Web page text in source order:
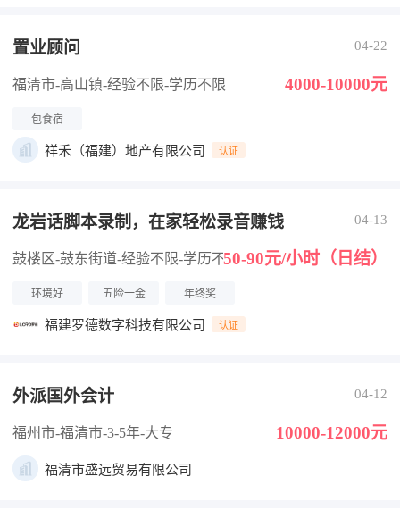
置业顾问 04-22
福清市-高山镇-经验不限-学历不限 4000-10000元
包食宿
祥禾（福建）地产有限公司 认证
龙岩话脚本录制，在家轻松录音赚钱 04-13
鼓楼区-鼓东街道-经验不限-学历不限50-90元/小时（日结）
环境好 五险一金 年终奖
福建罗德数字科技有限公司 认证
外派国外会计 04-12
福州市-福清市-3-5年-大专 10000-12000元
福清市盛远贸易有限公司